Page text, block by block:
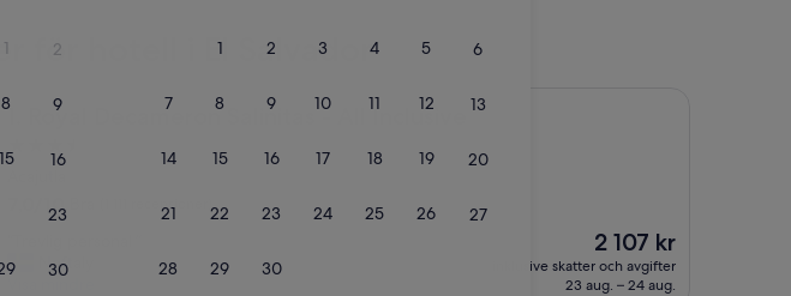
1 2
8 9
15 16
23
30
1 2 3 4 5 6
7 8 9 10 11 12 13
14 15 16 17 18 19 20
21 22 23 24 25 26 27
28 29 30
för hotell i El Salvador
1. Royal Decameron Salinitas - All Inclusive
Royal Decameron Salinitas - All Inclusive
3.5-
stjärnigt
Bra,
7,0/10 (1 111 recensioner)
T
Neftaly
Priset
är
2 107 kr
2 107 kr
inklusive skatter och avgifter
23 aug. – 24 aug.